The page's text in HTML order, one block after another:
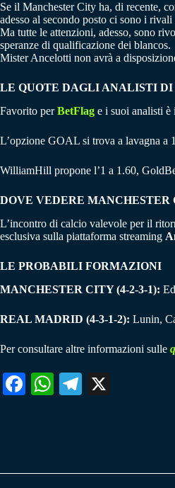
Se il Manchester City ha, di recente,
adesso al secondo posto ci sono i
Ma tutte le attenzioni, adesso, sono
speranze di qualificazione dei blancos.
Mister Ancelotti non avrà a
LE QUOTE DAGLI ANALISTI
Favorito perBetFlag e i suoi analisti
L’opzione GOAL si trova a lavagna a
WilliamHill propone l’1 a 1.60,
DOVE VEDERE
L’incontro di calcio valevole per il
esclusiva sulla piattaforma streaming
LE PROBABILI FORMAZIONI
MANCHESTER CITY (4-2-3-1):
REAL MADRID (4-3-1-2): Lunin,
Per consultare altre informazioni sulle
Fa W
pp
Te
m